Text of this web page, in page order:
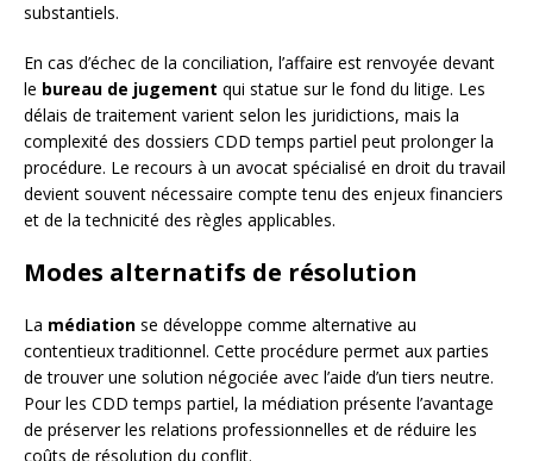
substantiels.
En cas d’échec de la conciliation, l’affaire est renvoyée devant
le bureau de jugement qui statue sur le fond du litige. Les
délais de traitement varient selon les juridictions, mais la
complexité des dossiers CDD temps partiel peut prolonger la
procédure. Le recours à un avocat spécialisé en droit du travail
devient souvent nécessaire compte tenu des enjeux financiers
et de la technicité des règles applicables.
Modes alternatifs de résolution
La médiation se développe comme alternative au
contentieux traditionnel. Cette procédure permet aux parties
de trouver une solution négociée avec l’aide d’un tiers neutre.
Pour les CDD temps partiel, la médiation présente l’avantage
de préserver les relations professionnelles et de réduire les
coûts de résolution du conflit.